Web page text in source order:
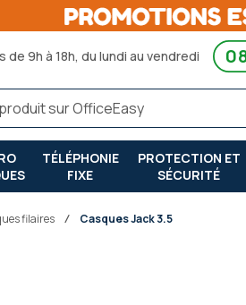
de 9h à 18h, du lundi au vendredi
TÉLÉPHONIE
FIXE
PROTECTION ET
SÉCURITÉ
filaires Casques Jack 3.5